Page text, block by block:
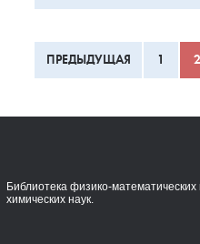
ПРЕДЫДУЩАЯ 1 2
Библиотека физико-математических
химических наук.